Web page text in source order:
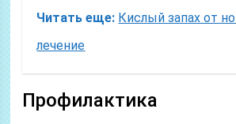
Читать еще: Кислый запах от
лечение
Профилактика